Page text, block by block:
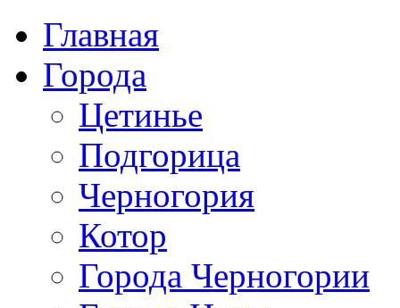
Главная
Города
Цетинье
Подгорица
Черногория
Котор
Города Черногории